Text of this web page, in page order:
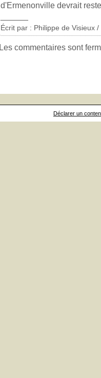
d'Ermenonville devrait
Écrit par : Philippe de Visieux
Les commentaires sont
Déclarer un